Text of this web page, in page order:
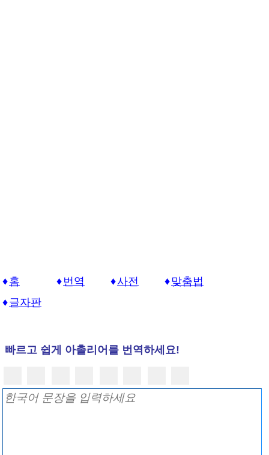
홈 번역 사전
맞춤법
글자판
빠르고 쉽게 아촐리어를 번역하세요!